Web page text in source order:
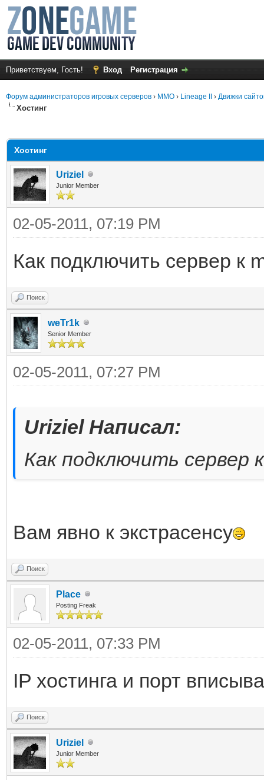
Приветствуем, Гость! Вход Регистрация
Форум администраторов игровых серверов › MMO › Lineage II › Движки
Хостинг
Хостинг
Uriziel
Junior Member
02-05-2011, 07:19 PM
Как подключить сервер к
Поиск
weTr1k
Senior Member
02-05-2011, 07:27 PM
Uriziel Написал:
Как подключить сервер
Вам явно к экстрасенсу
Поиск
Place
Posting Freak
02-05-2011, 07:33 PM
IP хостинга и порт
Поиск
Uriziel
Junior Member